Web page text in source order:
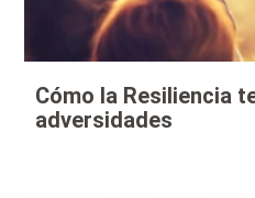
Cómo la Resiliencia
adversidades